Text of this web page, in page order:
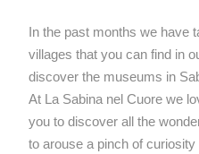
In the past months we have
villages that you can find in
discover the museums in
At La Sabina nel Cuore we
you to discover all the
to arouse a pinch of